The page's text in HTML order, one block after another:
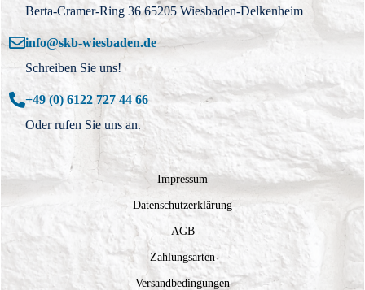
Berta-Cramer-Ring 36 65205 Wiesbaden-Delkenheim
info@skb-wiesbaden.de
Schreiben Sie uns!
+49 (0) 6122 727 44 66
Oder rufen Sie uns an.
Impressum
Datenschutzerklärung
AGB
Zahlungsarten
Versandbedingungen